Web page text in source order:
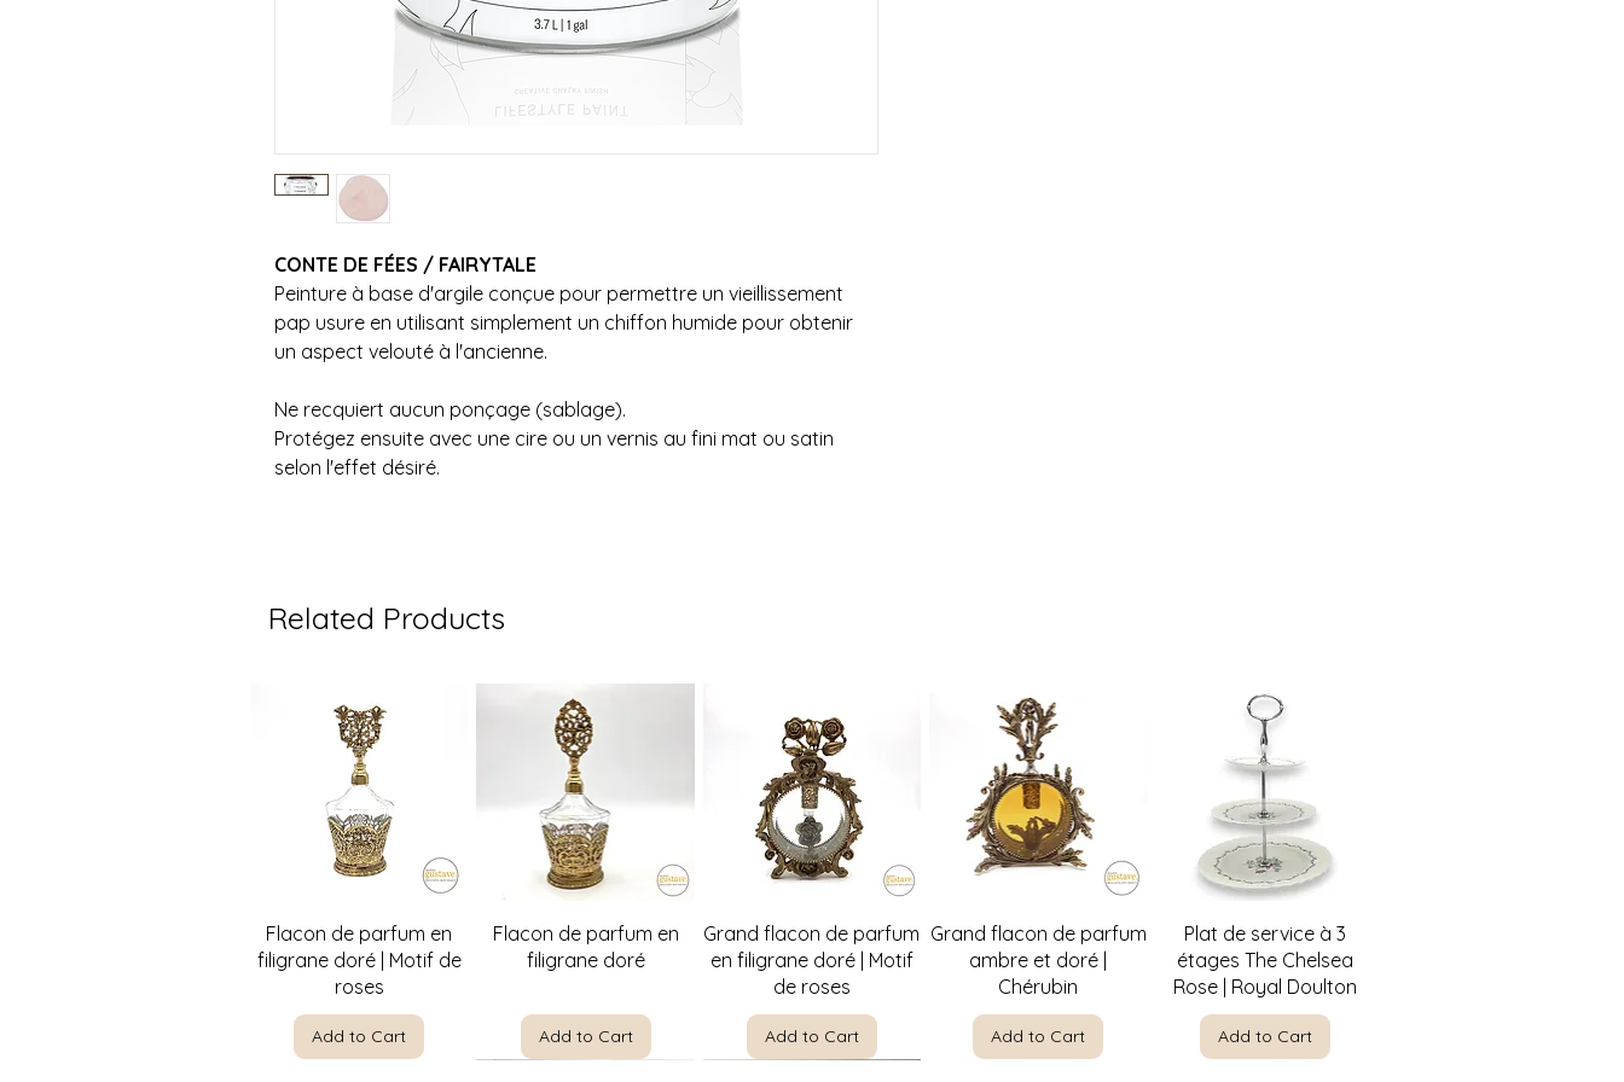
CONTE DE FÉES / FAIRYTALE
Peinture à base d'argile conçue pour permettre un vieillissement
pap usure en utilisant simplement un chiffon humide pour obtenir
un aspect velouté à l'ancienne.
Ne recquiert aucun ponçage (sablage).
Protégez ensuite avec une cire ou un vernis au fini mat ou satin
selon l'effet désiré.
Related Products
Quick View
Flacon de parfum en
filigrane doré | Motif de
roses
Add to Cart
Quick View
Flacon de parfum en
filigrane doré
Add to Cart
Quick View
Grand flacon de parfum
en filigrane doré | Motif
de roses
Add to Cart
Quick View
Grand flacon de parfum
ambre et doré |
Chérubin
Add to Cart
Quick View
Plat de service à 3
étages The Chelsea
Rose | Royal Doulton
Add to Cart